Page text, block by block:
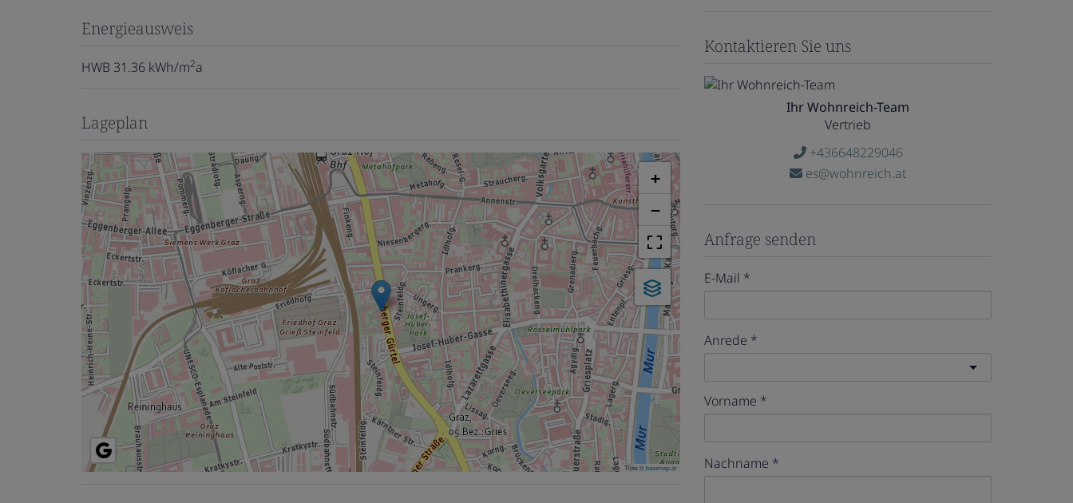
Energieausweis
HWB 31.36 kWh/m2a
Lageplan
+
−
Tiles ©basemap.at
Kontaktieren Sie uns
Ihr Wohnreich-Team
Vertrieb
+436648229046
es@wohnreich.at
Anfrage senden
E-Mail
Anrede
Vorname
Nachname